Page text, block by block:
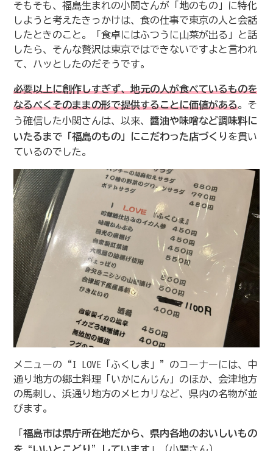
そもそも、福島生まれの小関さんが「地のもの」に特化
しようと考えたきっかけは、食の仕事で東京の人と会話
したときのこと。「食卓にはふつうに山菜が出る」と話
したら、そんな贅沢は東京ではできないですよと言われ
て、ハッとしたのだそうです。
必要以上に創作しすぎず、地元の人が食べているものを
なるべくそのままの形で提供することに価値がある。そ
う確信した小関さんは、以来、 醬油や味噌など調味料に
いたるまで「福島のもの」にこだわった店づくり を貫い
ているのでした。
メニューの“I LOVE「ふくしま」”のコーナーには、中
通り地方の郷土料理「いかにんじん」のほか、会津地方
の馬刺し、浜通り地方のメヒカリなど、県内の名物が並
びます。
福島市は県庁所在地だから、県内各地のおいしいもの